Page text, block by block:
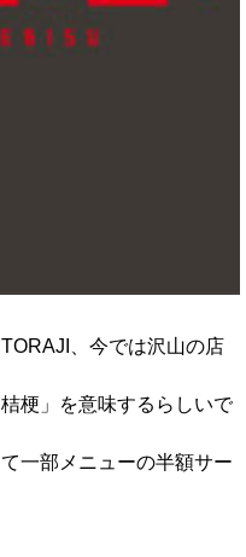
、今では沢山の店
梗」を意味するらしいで
一部メニューの半額サー